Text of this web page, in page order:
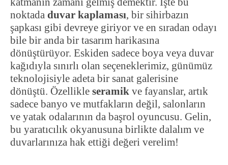
noktada duvar kaplaması, bir sihirbazın
şapkası gibi devreye giriyor ve en sıradan odayı
bile bir anda bir tasarım harikasına
dönüştürüyor. Eskiden sadece boya veya duvar
kağıdıyla sınırlı olan seçeneklerimiz, günümüz
teknolojisiyle adeta bir sanat galerisine
dönüştü. Özellikle seramik ve fayanslar, artık
sadece banyo ve mutfakların değil, salonların
ve yatak odalarının da başrol oyuncusu. Gelin,
bu yaratıcılık okyanusuna birlikte dalalım ve
duvarlarınıza hak ettiği değeri verelim!